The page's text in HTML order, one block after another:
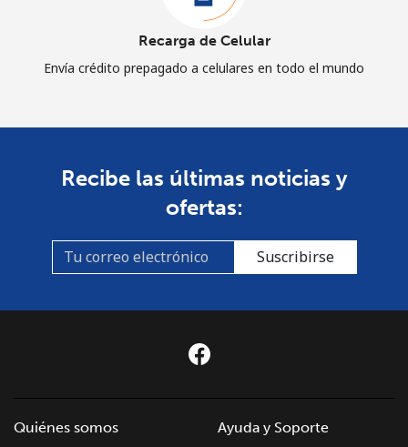
Recarga de Celular
Envía crédito prepagado a celulares en todo el mundo
Recibe las últimas noticias y
ofertas:
Suscribirse
Quiénes somos
Ayuda y Soporte